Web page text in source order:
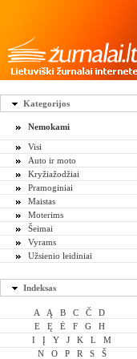
Kategorijos
Nemokami
Visi
Auto ir moto
Kryžiažodžiai
Pramoginiai
Maistas
Moterims
Šeimai
Vyrams
Užsienio leidiniai
Indeksas
A Ą B C Č
D
E
Ę Ė F G
H
I
Į Y J K L
M
N
O P R S
Š